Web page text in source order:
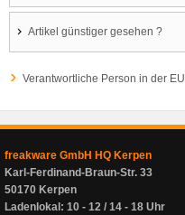
Artikel günstiger gesehen ?
Verantwortliche Person in der EU
freakware GmbH HQ Kerpen
Karl-Ferdinand-Braun-Str. 33
50170 Kerpen
Ladenlokal: 10 - 12 / 14 - 18 Uhr